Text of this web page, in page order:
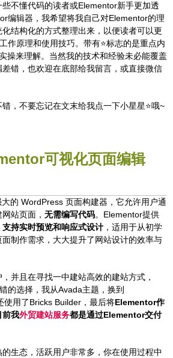
不懂代码的读者或Elementor新手更加透
编辑器，我希望将我自己对Elementor的理
结构化的方式整理出来，以便读者可以更
作原理和使用技巧。带有⭐️标志的是重点内
操来理解。当然我的技术和经验未必能覆盖
错，也欢迎在底部给我留言，或直接微信
，不要忘记在文末给我点一下小星星⭐️哦~
可视化页面编辑
的 WordPress 页面构建器，它允许用户通
站页面， 无需编写代码。Elementor提供
支持实时预览和响应式设计 ，适用于从初学
制作需求，大大提升了网站设计的效率与
并且在寻找一中建站高效的建站方式，
的选择，我从Avada主题，换到
使用了Bricks Builder，最后将Elementor作
前我外贸建站服务都是通过Elementor交付
生态，活跃用户非常多，你在使用过程中